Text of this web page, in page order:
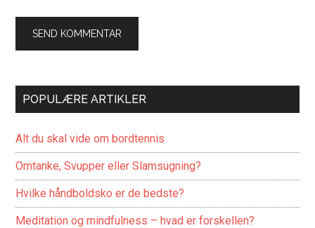
POPULÆRE ARTIKLER
Alt du skal vide om bordtennis
Omtanke, Svupper eller Slamsugning?
Hvilke håndboldsko er de bedste?
Meditation og mindfulness – hvad er forskellen?